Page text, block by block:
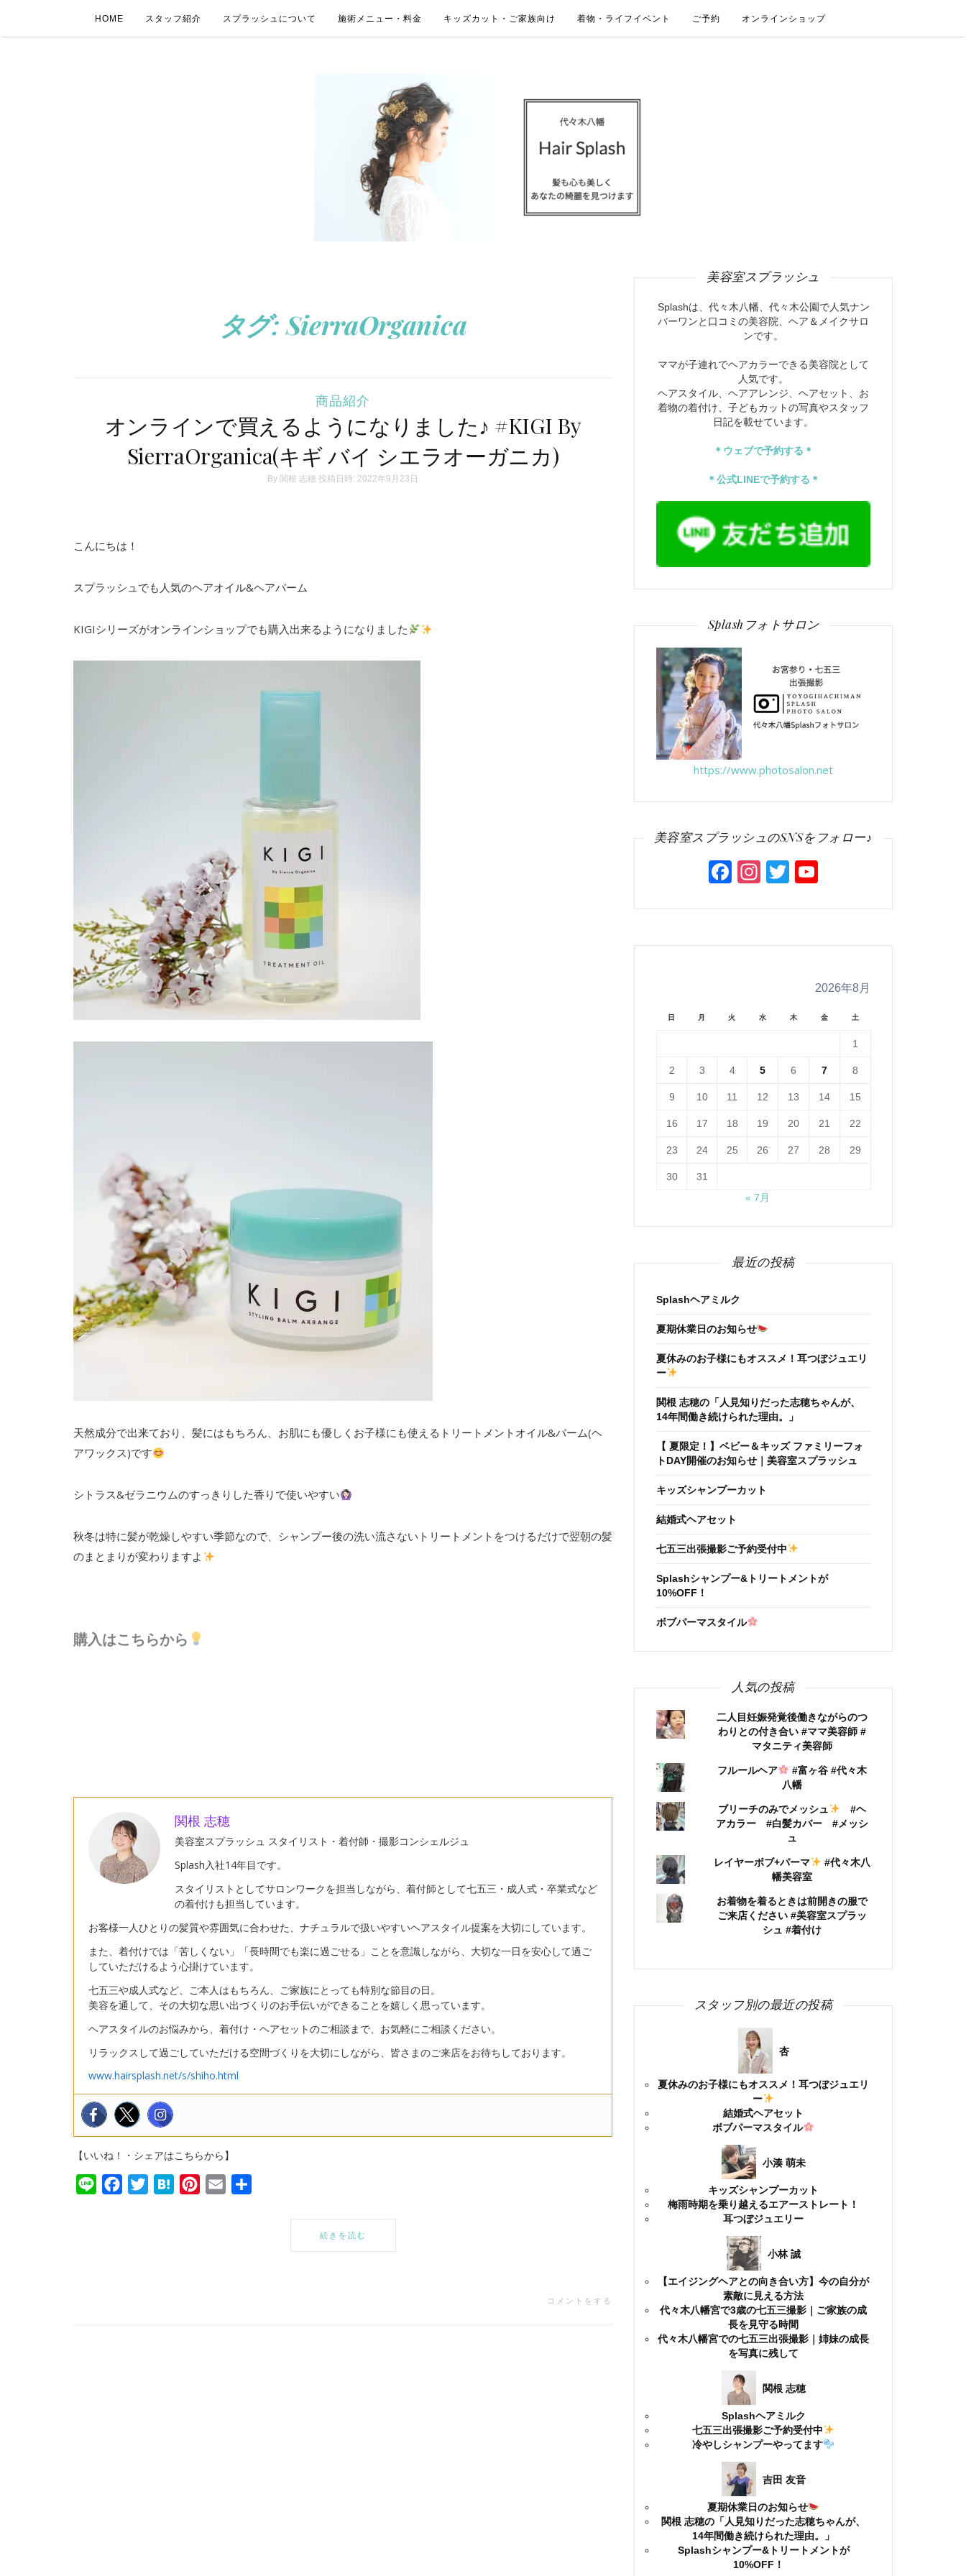
HOME スタッフ紹介 スプラッシュについて 施術メニュー・料金 キッズカット・ご家族向け 着物・ライフイベント ご予約 オンラインショップ
タグ:SierraOrganica
商品紹介
オンラインで買えるようになりました♪ #KIGI By
SierraOrganica(キギ バイ シエラオーガニカ)
By 関根 志穂 投稿日時: 2022年9月23日
こんにちは！
スプラッシュでも人気のヘアオイル&ヘアバーム
KIGIシリーズがオンラインショップでも購入出来るようになりました
天然成分で出来ており、髪にはもちろん、お肌にも優しくお子様にも使えるトリートメントオイル&バーム(ヘ
アワックス)です
シトラス&ゼラニウムのすっきりした香りで使いやすい
秋冬は特に髪が乾燥しやすい季節なので、シャンプー後の洗い流さないトリートメントをつけるだけで翌朝の髪
のまとまりが変わりますよ
購入はこちらから
関根 志穂
美容室スプラッシュ スタイリスト・着付師・撮影コンシェルジュ
Splash入社14年目です。
スタイリストとしてサロンワークを担当しながら、着付師として七五三・成人式・卒業式など
の着付けも担当しています。
お客様一人ひとりの髪質や雰囲気に合わせた、ナチュラルで扱いやすいヘアスタイル提案を大切にしています。
また、着付けでは「苦しくない」「長時間でも楽に過ごせる」ことを意識しながら、大切な一日を安心して過ご
していただけるよう心掛けています。
七五三や成人式など、ご本人はもちろん、ご家族にとっても特別な節目の日。
美容を通して、その大切な思い出づくりのお手伝いができることを嬉しく思っています。
ヘアスタイルのお悩みから、着付け・ヘアセットのご相談まで、お気軽にご相談ください。
リラックスして過ごしていただける空間づくりを大切にしながら、皆さまのご来店をお待ちしております。
www.hairsplash.net/s/shiho.html
【いいね！・シェアはこちらから】
Line FacebookTwitterHatenaPinterest
Email
続きを読む
コメントをする
美容室スプラッシュ
Splashは、代々木八幡、代々木公園で人気ナン
バーワンと口コミの美容院、ヘア＆メイクサロ
ンです。
ママが子連れでヘアカラーできる美容院として
人気です。
ヘアスタイル、ヘアアレンジ、ヘアセット、お
着物の着付け、子どもカットの写真やスタッフ
日記を載せています。
＊ウェブで予約する＊
＊公式LINEで予約する＊
Splashフォトサロン
https://www.photosalon.net
美容室スプラッシュのSNSをフォロー♪
Facebook
Instagram
Twitter
2026年8月
日 月 火 水 木 金 土
1
2 3 4 5 6 7 8
9 10 11 12 13 14 15
16 17 18 19 20 21 22
23 24 25 26 27 28 29
30
31
« 7月
最近の投稿
Splashヘアミルク
夏期休業日のお知らせ
夏休みのお子様にもオススメ！耳つぼジュエリ
ー
関根 志穂の「人見知りだった志穂ちゃんが、
14年間働き続けられた理由。」
【 夏限定！】ベビー＆キッズ ファミリーフォ
トDAY開催のお知らせ｜美容室スプラッシュ
キッズシャンプーカット
結婚式ヘアセット
七五三出張撮影ご予約受付中
Splashシャンプー&トリートメントが
10%OFF！
ボブパーマスタイル
人気の投稿
二人目妊娠発覚後働きながらのつ
わりとの付き合い #ママ美容師 #
マタニティ美容師
フルールヘア
#富ヶ谷 #代々木
八幡
ブリーチのみでメッシュ
#ヘ
アカラー #白髪カバー #メッシ
ュ
レイヤーボブ+パーマ
#代々木八
幡美容室
お着物を着るときは前開きの服で
ご来店ください #美容室スプラッ
シュ #着付け
スタッフ別の最近の投稿
杏
夏休みのお子様にもオススメ！耳つぼジュエリ
ー
結婚式ヘアセット
ボブパーマスタイル
小湊 萌未
キッズシャンプーカット
梅雨時期を乗り越えるエアーストレート！
耳つぼジュエリー
小林 誠
【エイジングヘアとの向き合い方】今の自分が
素敵に見える方法
代々木八幡宮で3歳の七五三撮影｜ご家族の成
長を見守る時間
代々木八幡宮での七五三出張撮影｜姉妹の成長
を写真に残して
関根 志穂
Splashヘアミルク
七五三出張撮影ご予約受付中
冷やしシャンプーやってます
吉田 友音
夏期休業日のお知らせ
関根 志穂の「人見知りだった志穂ちゃんが、
14年間働き続けられた理由。」
Splashシャンプー&トリートメントが
10%OFF！